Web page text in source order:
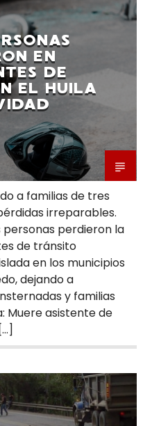
EN
DE
EL HUILA
a familias de tres
irreparables.
perdieron la
de tránsito
en los municipios
dejando a
y familias
Muere asistente de